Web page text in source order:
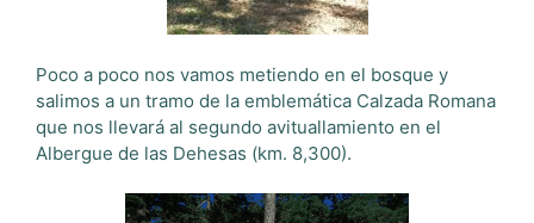
Poco a poco nos vamos metiendo en el bosque y
salimos a un tramo de la emblemática Calzada Romana
que nos llevará al segundo avituallamiento en el
Albergue de las Dehesas (km. 8,300).